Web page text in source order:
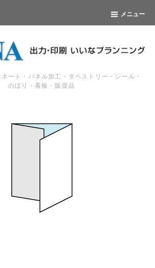
メニュー
ート・パネル加工・タペストリー・シール・
のぼり・看板・販促品